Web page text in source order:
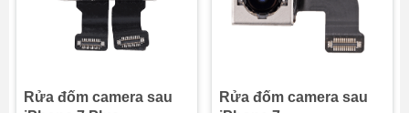
Rửa đốm camera sau
Rửa đốm camera sau